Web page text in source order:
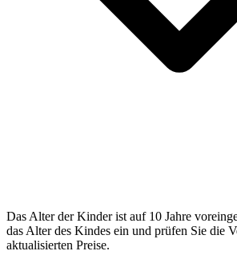
Das Alter der Kinder ist auf 10 Jahre
das Alter des Kindes ein und prüfen Sie die
aktualisierten Preise.